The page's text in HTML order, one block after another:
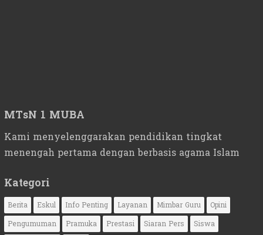
MTsN 1 MUBA
Kami menyelenggarakan pendidikan tingkat
menengah pertama dengan berbasis agama Islam
Kategori
Berita Eskul Info Penting Layanan Mimbar Guru
Opini
Pengumuman
Pramuka Prestasi Siaran Pers Siswa